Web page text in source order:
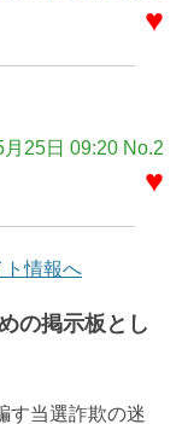
♥
25日 09:20 No.2
♥
ト情報へ
の掲示板とし
す当選詐欺の迷